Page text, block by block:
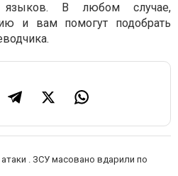
языков. В любом случае,
и вам помогут подобрать
. ЗСУ масовано вдарили по